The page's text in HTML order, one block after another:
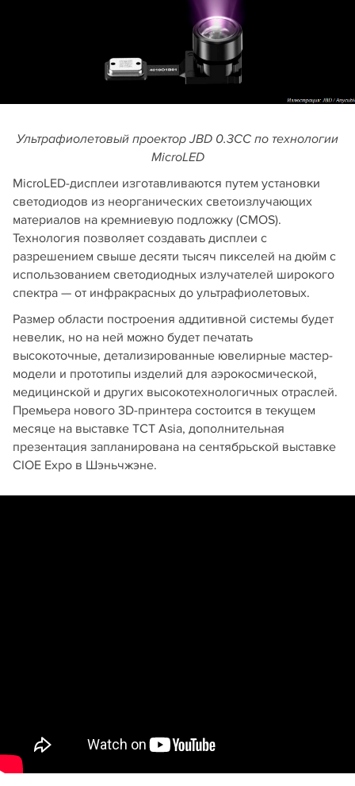
Ультрафиолетовый проектор JBD 0.3CC по технологии
MicroLED
MicroLED-дисплеи изготавливаются путем установки
светодиодов из неорганических светоизлучающих
материалов на кремниевую подложку (CMOS).
Технология позволяет создавать дисплеи с
разрешением свыше десяти тысяч пикселей на дюйм с
использованием светодиодных излучателей широкого
спектра — от инфракрасных до ультрафиолетовых.
Размер области построения аддитивной системы будет
невелик, но на ней можно будет печатать
высокоточные, детализированные ювелирные мастер-
модели и прототипы изделий для аэрокосмической,
медицинской и других высокотехнологичных отраслей.
Премьера нового 3D-принтера состоится в текущем
месяце на выставке TCT Asia, дополнительная
презентация запланирована на сентябрьской выставке
CIOE Expo в Шэньчжэне.